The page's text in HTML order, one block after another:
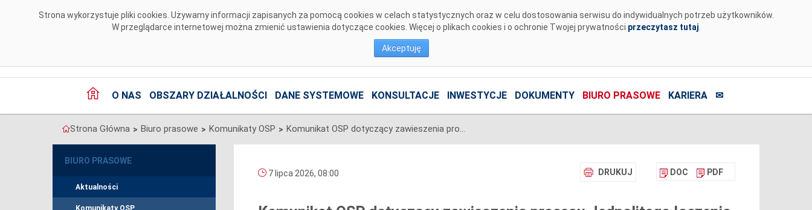
Strona wykorzystuje pliki cookies. Używamy informacji zapisanych za pomocą cookies w celach statystycznych oraz w celu dostosowania serwisu do indywidualnych potrzeb użytkowników.
W przeglądarce internetowej można zmienić ustawienia dotyczące cookies. Więcej o plikach cookies i o ochronie Twojej prywatności przeczytasz tutaj
Akceptuję
O NAS OBSZARY DZIAŁALNOŚCI DANE SYSTEMOWE KONSULTACJE INWESTYCJE DOKUMENTY BIURO PRASOWE KARIERA ✉
Strona Główna > Biuro prasowe > Komunikaty OSP > Komunikat OSP dotyczący zawieszenia procesu Jednolitego łączenia Rynku Dnia Bieżącego
BIURO PRASOWE
Aktualności
Komunikaty OSP
DRUKUJ DOC PDF
7 lipca 2026, 08:00